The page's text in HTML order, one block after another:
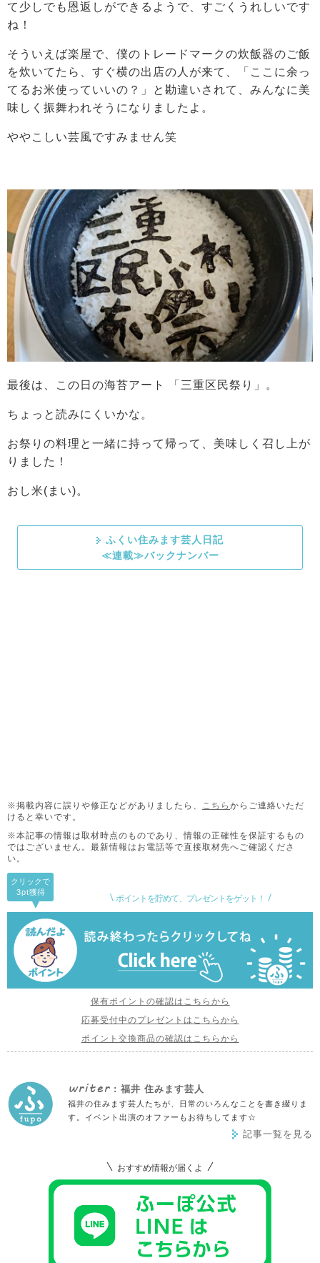
て少しでも恩返しができるようで、すごくうれしいです
ね！
そういえば楽屋で、僕のトレードマークの炊飯器のご飯
を炊いてたら、すぐ横の出店の人が来て、「ここに余っ
てるお米使っていいの？」と勘違いされて、みんなに美
味しく振舞われそうになりましたよ。
ややこしい芸風ですみません笑
最後は、この日の海苔アート 「三重区民祭り」。
ちょっと読みにくいかな。
お祭りの料理と一緒に持って帰って、美味しく召し上が
りました！
おし米(まい)。
ふくい住みます芸人日記
≪連載≫バックナンバー
※掲載内容に誤りや修正などがありましたら、 こちら からご連絡いただ
けると幸いです。
※本記事の情報は取材時点のものであり、情報の正確性を保証するもの
ではございません。 最新情報はお電話等で直接取材先へご確認くださ
い。
ポイントを貯めて、プレゼントをゲット！
クリックで
3pt獲得
保有ポイントの確認はこちらから
応募受付中のプレゼントはこちらから
ポイント交換商品の確認はこちらから
writer : 福井 住みます芸人
福井の住みます芸人たちが、日常のいろんなことを書き綴りま
す。イベント出演のオファーもお待ちしてます☆
記事一覧を見る
おすすめ情報が届くよ